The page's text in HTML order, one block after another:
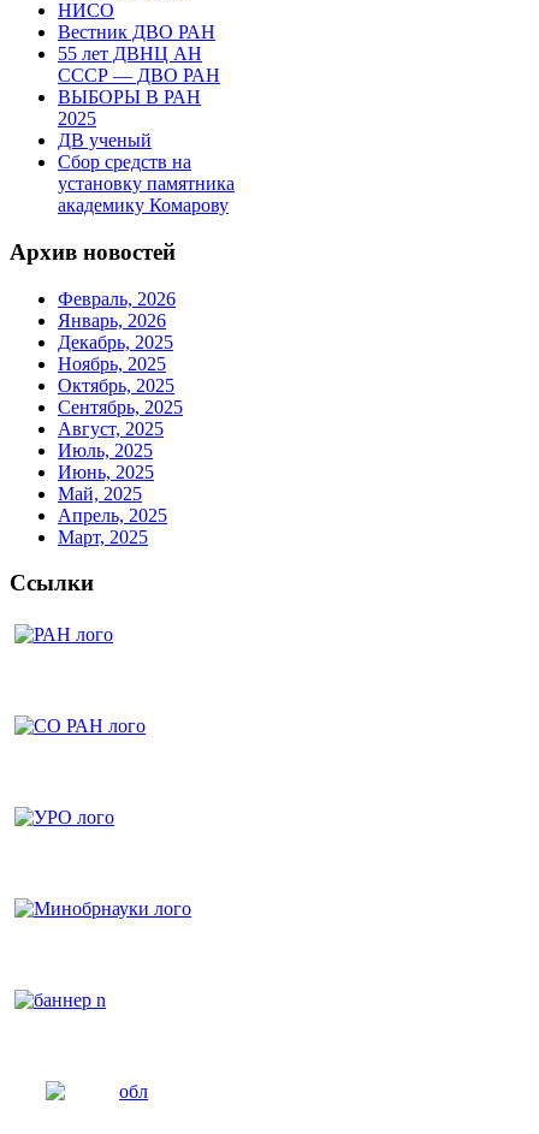
НИСО
Вестник ДВО РАН
55 лет ДВНЦ АН
СССР — ДВО РАН
ВЫБОРЫ В РАН
2025
ДВ ученый
Сбор средств на
установку памятника
академику Комарову
Архив новостей
Февраль, 2026
Январь, 2026
Декабрь, 2025
Ноябрь, 2025
Октябрь, 2025
Сентябрь, 2025
Август, 2025
Июль, 2025
Июнь, 2025
Май, 2025
Апрель, 2025
Март, 2025
Ссылки